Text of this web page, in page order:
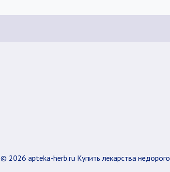
© 2026 apteka-herb.ru Купить лекарства недорого